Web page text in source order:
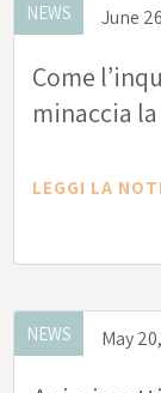
NEWS June
Come
minaccia
LEGGI LA
NEWS May